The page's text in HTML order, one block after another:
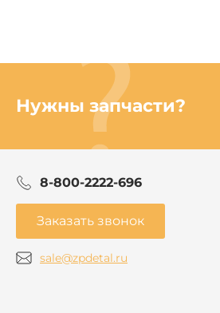
Нужны запчасти?
8-800-2222-696
Заказать звонок
sale@zpdetal.ru